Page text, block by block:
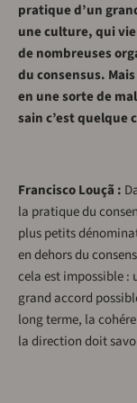
pratique d’un
une culture, qui
de nombreuses
du consensus.
en une sorte de
sain c’est quelque
Francisco Louçã :
la pratique du
plus petits
en dehors du
cela est impossible
grand accord
long terme, la
la direction doit